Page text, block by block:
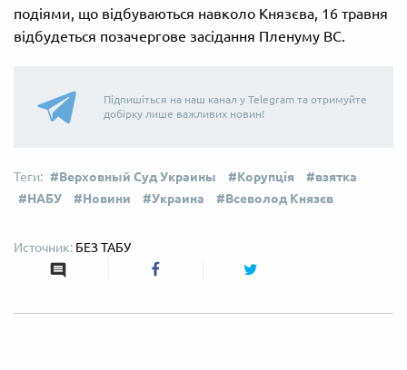
подіями, що відбуваються навколо Князєва, 16 травня
відбудеться позачергове засідання Пленуму ВС.
Підпишіться на наш канал у Telegram та отримуйте
добірку лише важливих новин!
Верховный Суд Украины Корупція
взятка
НАБУ
Новини Украина Всеволод Князєв
БЕЗ ТАБУ